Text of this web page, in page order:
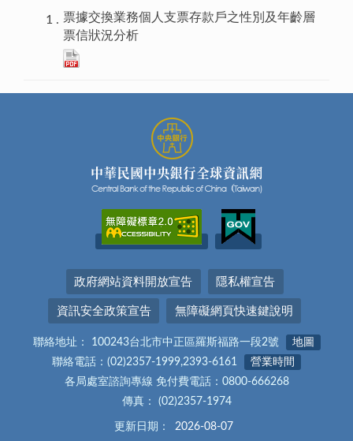
票據交換業務個人支票存款戶之性別及年齡層
票信狀況分析
政府網站資料開放宣告 隱私權宣告
資訊安全政策宣告 無障礙網頁快速鍵說明
聯絡地址： 100243台北市中正區羅斯福路一段2號
地圖
聯絡電話：(02)2357-1999,2393-6161
營業時間
各局處室諮詢專線 免付費電話：0800-666268
傳真： (02)2357-1974
更新日期： 2026-08-07